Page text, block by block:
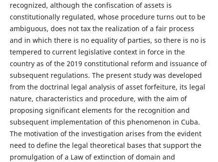
recognized, although the confiscation of assets is
constitutionally regulated, whose procedure turns out to be
ambiguous, does not tax the realization of a fair process
and in which there is no equality of parties, so there is no is
tempered to current legislative context in force in the
country as of the 2019 constitutional reform and issuance of
subsequent regulations. The present study was developed
from the doctrinal legal analysis of asset forfeiture, its legal
nature, characteristics and procedure, with the aim of
proposing significant elements for the recognition and
subsequent implementation of this phenomenon in Cuba.
The motivation of the investigation arises from the evident
need to define the legal theoretical bases that support the
promulgation of a Law of extinction of domain and